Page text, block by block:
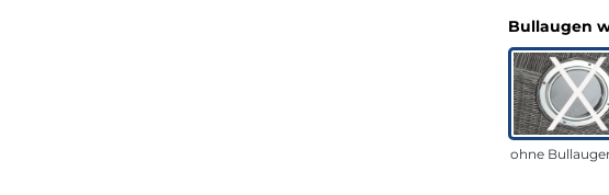
Bullaugen
ohne